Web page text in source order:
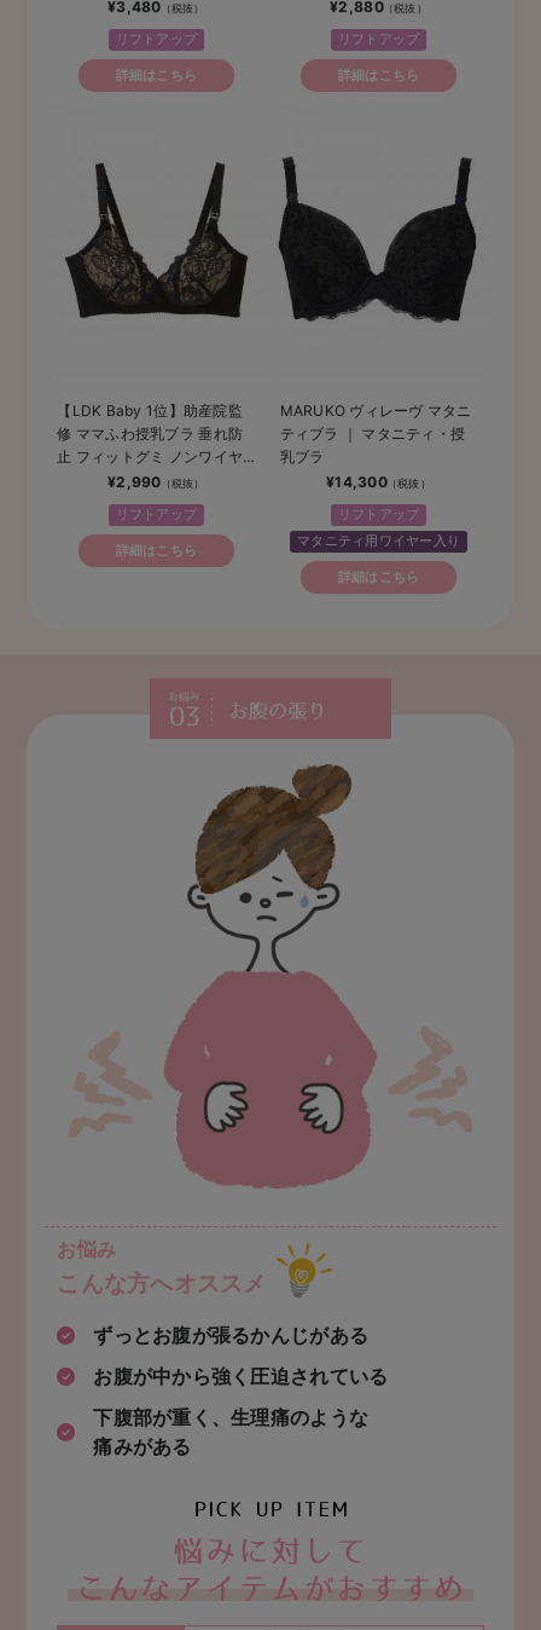
【出産後も長く使える】
¥3,480
リフトアップ
詳細はこちら
¥2,880
リフトアップ
詳細はこちら
【LDK Baby 1位】助産院監
修 ママふわ授乳ブラ 垂れ防
止 フィットグミ ノンワイヤ
ー ｜ マタニティ・授乳ブラ
¥2,990
リフトアップ
詳細はこちら
MARUKO ヴィレーヴ マタニ
ティブラ ｜ マタニティ・授
乳ブラ
¥14,300
リフトアップ
マタニティ用ワイヤー入り
詳細はこちら
お悩み
こんな方へオススメ
ずっとお腹が張るかんじがある
お腹が中から強く圧迫されている
下腹部が重く、生理痛のような
痛みがある